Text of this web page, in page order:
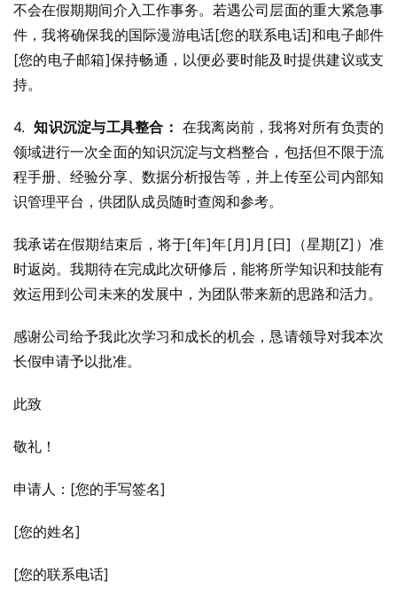
不会在假期期间介入工作事务。若遇公司层面的重大紧急事
件，我将确保我的国际漫游电话[您的联系电话]和电子邮件
[您的电子邮箱]保持畅通，以便必要时能及时提供建议或支
持。
4. 知识沉淀与工具整合： 在我离岗前，我将对所有负责的
领域进行一次全面的知识沉淀与文档整合，包括但不限于流
程手册、经验分享、数据分析报告等，并上传至公司内部知
识管理平台，供团队成员随时查阅和参考。
我承诺在假期结束后，将于[年]年[月]月[日]（星期[Z]）准
时返岗。我期待在完成此次研修后，能将所学知识和技能有
效运用到公司未来的发展中，为团队带来新的思路和活力。
感谢公司给予我此次学习和成长的机会，恳请领导对我本次
长假申请予以批准。
此致
敬礼！
申请人：[您的手写签名]
[您的姓名]
[您的联系电话]